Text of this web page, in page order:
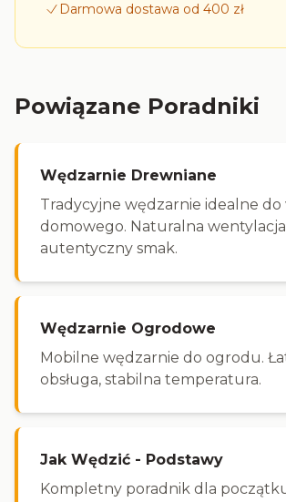
Darmowa dostawa od 400 zł
Powiązane Poradniki
Wędzarnie Drewniane
Tradycyjne wędzarnie idealne do
domowego. Naturalna
autentyczny smak.
Wędzarnie Ogrodowe
Mobilne wędzarnie do ogrodu.
obsługa, stabilna temperatura.
Jak Wędzić - Podstawy
Kompletny poradnik dla